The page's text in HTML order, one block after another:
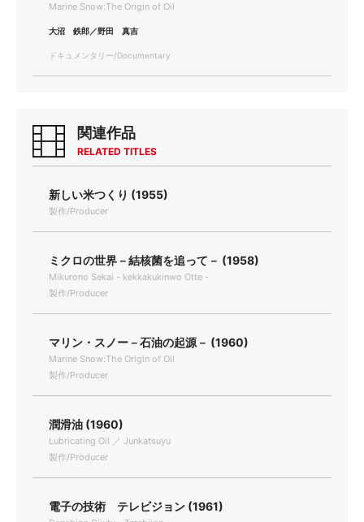
Marine Snow:The Origin of Oil
大沼 鉄郎／野田 真吉
ドキュメンタリー/Documentary
関連作品
RELATED TITLES
新しい米つくり (1955)
製作/Producer
ミクロの世界－結核菌を追って－ (1958)
Mikurono Sekai - kekkakukinwo Otte -
製作/Producer
マリン・スノー－石油の起源－ (1960)
Marine Snow:The Origin of Oil
製作/Producer
潤滑油 (1960)
Lubricating Oil ／ Junkatsuyu
製作/Producer
電子の技術 テレビジョン (1961)